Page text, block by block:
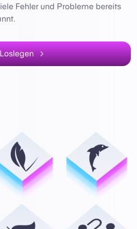
Fehler und Probleme bereits